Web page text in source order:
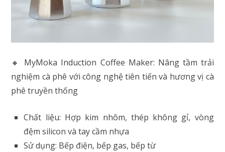
🔸 MyMoka Induction Coffee Maker: Nâng tầm trải
nghiệm cà phê với công nghệ tiên tiến và hương vị cà
phê truyền thống
Chất liệu: Hợp kim nhôm, thép không gỉ, vòng
đệm silicon và tay cầm nhựa
Sử dụng: Bếp điện, bếp gas, bếp từ